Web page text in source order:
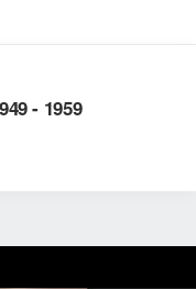
- 1959